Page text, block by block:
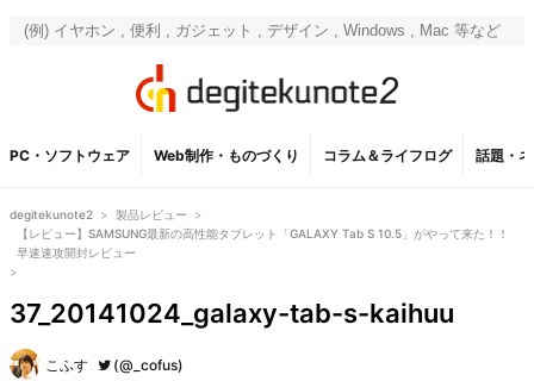
PC・ソフトウェア Web制作・ものづくり コラム＆ライフログ 話題・
degitekunote2 > 製品レビュー
>
【レビュー】SAMSUNG最新の高性能タブレット「GALAXY Tab S 10.5」がやって来た！！
早速速攻開封レビュー
>
37_20141024_galaxy-tab-s-kaihuu
こふす (@_cofus)